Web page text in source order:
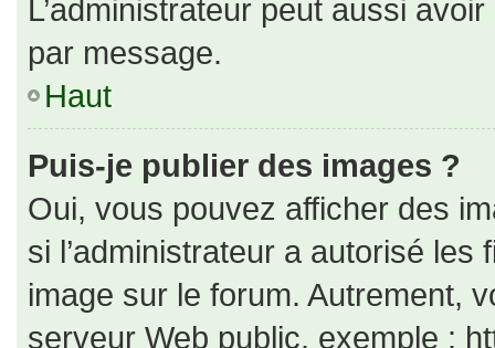
L’administrateur peut aussi
par message.
Haut
Puis-je publier des images ?
Oui, vous pouvez afficher des
si l’administrateur a autorisé
image sur le forum. Autrement,
serveur Web public, exemple :